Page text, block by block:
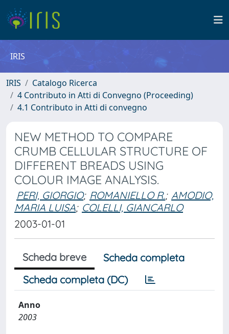
IRIS
IRIS
Catalogo Ricerca
4 Contributo in Atti di Convegno (Proceeding)
4.1 Contributo in Atti di convegno
NEW METHOD TO COMPARE
CRUMB CELLULAR STRUCTURE OF
DIFFERENT BREADS USING
COLOUR IMAGE ANALYSIS.
PERI, GIORGIO; ROMANIELLO R.; AMODIO,
MARIA LUISA; COLELLI, GIANCARLO
2003-01-01
Scheda breve
Scheda completa
Scheda completa (DC)
Anno
2003